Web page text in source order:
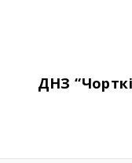
ДНЗ